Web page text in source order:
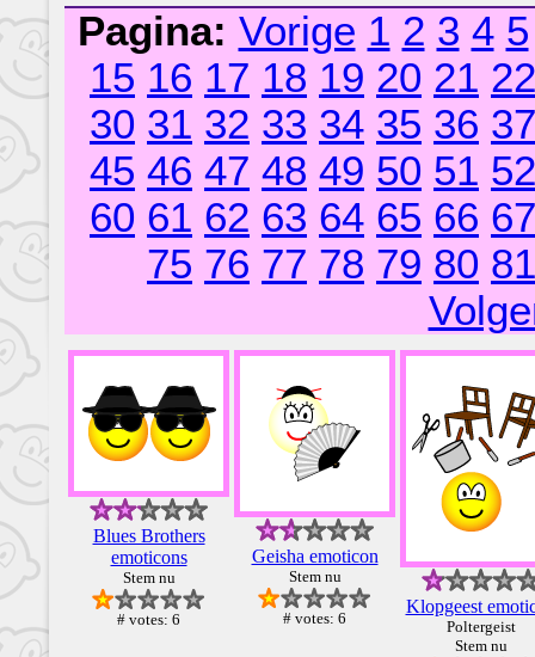
Pagina: Vorige 1 2 3 4 5
15 16 17 18 19 20 21 22
30 31 32 33 34 35 36 37
45 46 47 48 49 50 51 52
60 61 62 63 64 65 66 67
75 76 77 78 79 80 81
Blues Brothers
emoticons
Stem nu
# votes: 6
Geisha emoticon
Stem nu
# votes: 6
Klopgeest
Poltergeist
Stem nu